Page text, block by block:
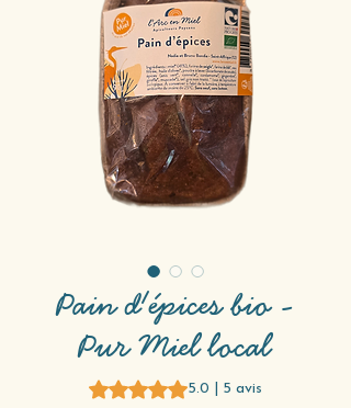
Pain d'épices bio -
Pur Miel local
La note est de 5.0 sur cinq étoiles
5.0 | 5 avis